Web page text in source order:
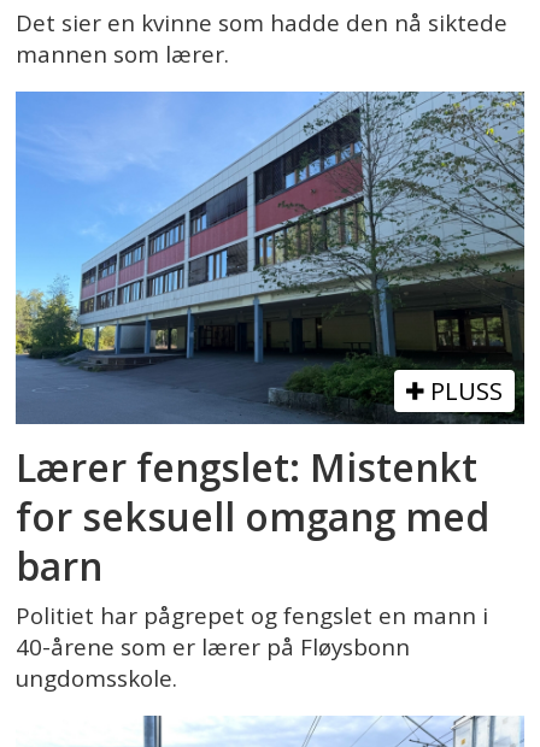
Det sier en kvinne som hadde den nå siktede
mannen som lærer.
PLUSS
Lærer fengslet: Mistenkt
for seksuell omgang med
barn
Politiet har pågrepet og fengslet en mann i
40-årene som er lærer på Fløysbonn
ungdomsskole.